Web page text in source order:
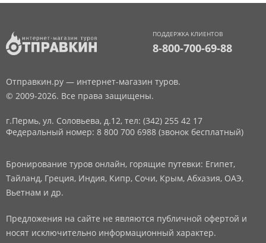
ПОДДЕРЖКА КЛИЕНТОВ
8-800-700-69-88
Отправкин.ру — интернет-магазин туров.
© 2009-2026. Все права защищены.
г.Пермь, ул. Соловьева, д.12, тел: (342) 255 42 17
Федеральный номер: 8 800 700 6988 (звонок бесплатный)
Бронирование туров онлайн, горящие путевки: Египет,
Тайланд, Греция, Индия, Кипр, Сочи, Крым, Абхазия, ОАЭ,
Вьетнам и др.
Предложения на сайте не являются публичной офертой и
носят исключительно информационный характер.